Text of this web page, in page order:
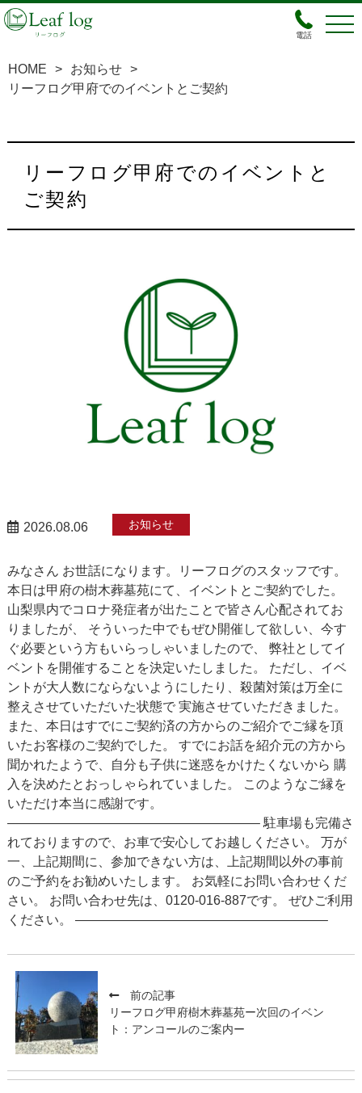
電話
HOME > お知らせ >
リーフログ甲府でのイベントとご契約
リーフログ甲府でのイベントと
ご契約
2026.08.06 お知らせ
みなさん お世話になります。リーフログのスタッフです。
本日は甲府の樹木葬墓苑にて、イベントとご契約でした。
山梨県内でコロナ発症者が出たことで皆さん心配されてお
りましたが、 そういった中でもぜひ開催して欲しい、今す
ぐ必要という方もいらっしゃいましたので、 弊社としてイ
ベントを開催することを決定いたしました。 ただし、イベ
ントが大人数にならないようにしたり、殺菌対策は万全に
整えさせていただいた状態で 実施させていただきました。
また、本日はすでにご契約済の方からのご紹介でご縁を頂
いたお客様のご契約でした。 すでにお話を紹介元の方から
聞かれたようで、自分も子供に迷惑をかけたくないから 購
入を決めたとおっしゃられていました。 このようなご縁を
いただけ本当に感謝です。
———————————————————– 駐車場も完備さ
れておりますので、お車で安心してお越しください。 万が
一、上記期間に、参加できない方は、上記期間以外の事前
のご予約をお勧めいたします。 お気軽にお問い合わせくだ
さい。 お問い合わせ先は、0120-016-887です。 ぜひご利用
ください。 ———————————————————–
前の記事
リーフログ甲府樹木葬墓苑ー次回のイベン
ト：アンコールのご案内ー